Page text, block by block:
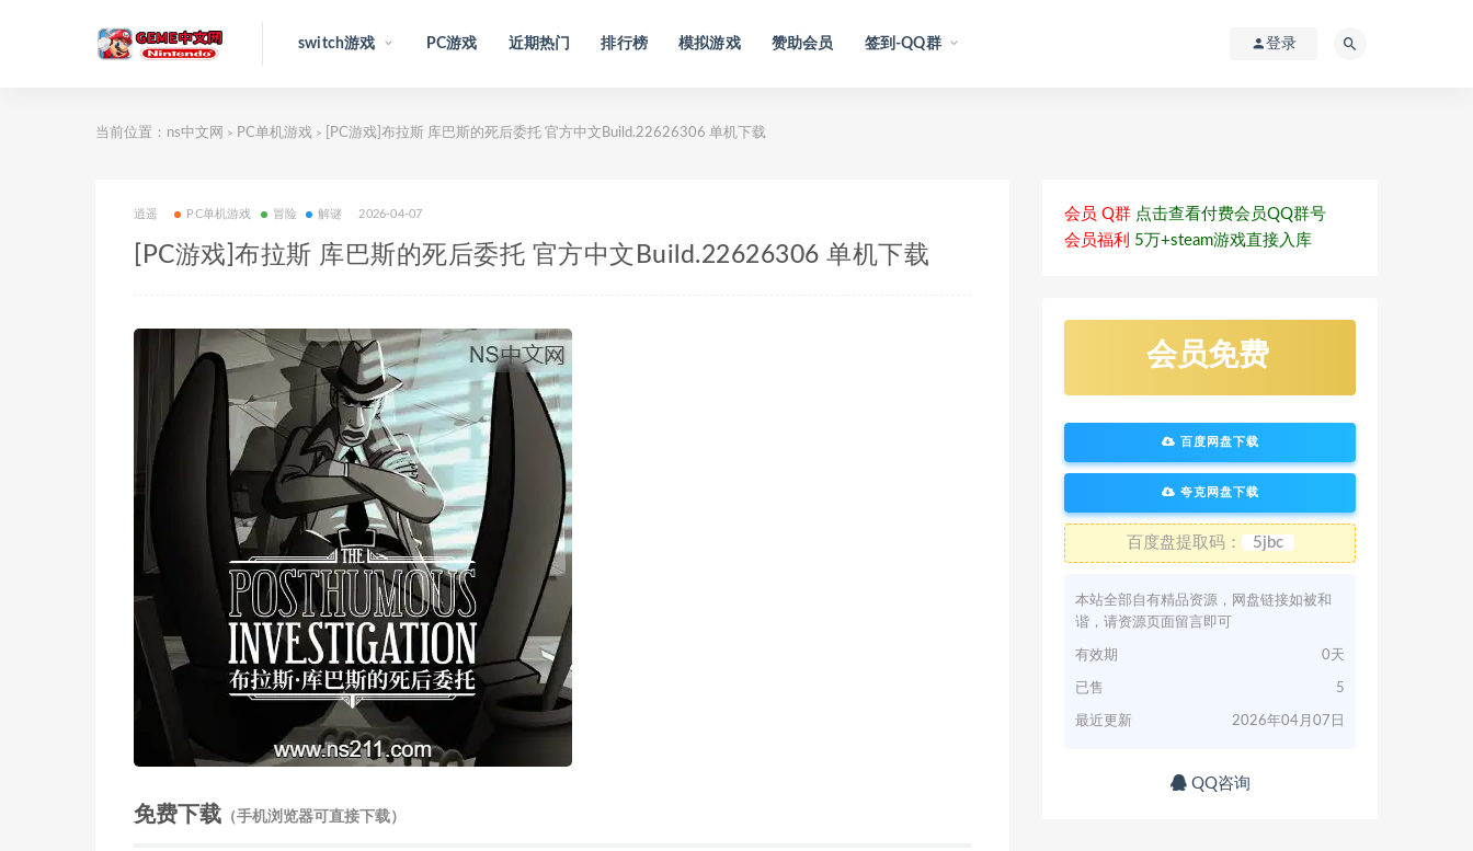
switch游戏 PC游戏 近期热门 排行榜 模拟游戏 赞助会员 签到-QQ群 登录
当前位置： ns中文网 > PC单机游戏 > [PC游戏]布拉斯 库巴斯的死后委托 官方中文Build.22626306 单机下载
逍遥 PC单机游戏 冒险 解谜 2026-04-07
[PC游戏]布拉斯 库巴斯的死后委托 官方中文Build.22626306 单机下载
免费下载 （手机浏览器可直接下载）
会员 Q群 点击查看付费会员QQ群号
会员福利 5万+steam游戏直接入库
会员免费
百度网盘下载
夸克网盘下载
百度盘提取码： 5jbc
本站全部自有精品资源，网盘链接如被和
谐，请资源页面留言即可
有效期 0天
已售 5
最近更新 2026年04月07日
QQ咨询